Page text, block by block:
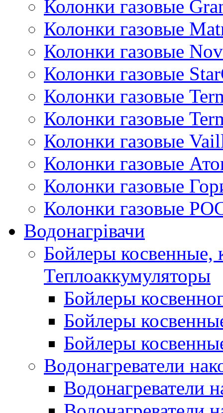
Колонки газовые
Колонки газовые
Колонки газовые
Колонки газовые
Колонки газовые
Колонки газовые
Колонки газовые
Колонки газовые
Колонки газовые
Колонки газовые
Водонагрівачи
Бойлеры косвенные,
Теплоаккумуляторы
Бойлеры
Бойлеры
Бойлеры
Водонагреватели
Водонагреватели